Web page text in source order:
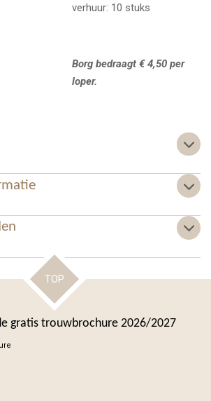
verhuur: 10 stuks
Borg bedraagt € 4,50 per
loper.
TOP
gratis trouwbrochure 2026/2027